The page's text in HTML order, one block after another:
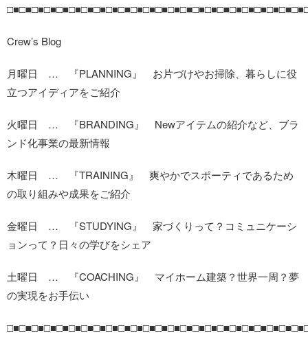
Crew’s Blog
月曜日 … 『PLANNING』 お片づけやお掃除、暮らしに役
立つアイディアをご紹介
火曜日 … 『BRANDING』 Newアイテムの紹介など、ブラ
ンド化事業の最新情報
木曜日 … 『TRAINING』 爽やかでスポーティであるため
の取り組みや成果をご紹介
金曜日 … 『STUDYING』 家づくりって？コミュニケーシ
ョンって？日々の学びをシェア
土曜日 … 『COACHING』 マイホーム建築？世界一周？夢
の実現をお手伝い